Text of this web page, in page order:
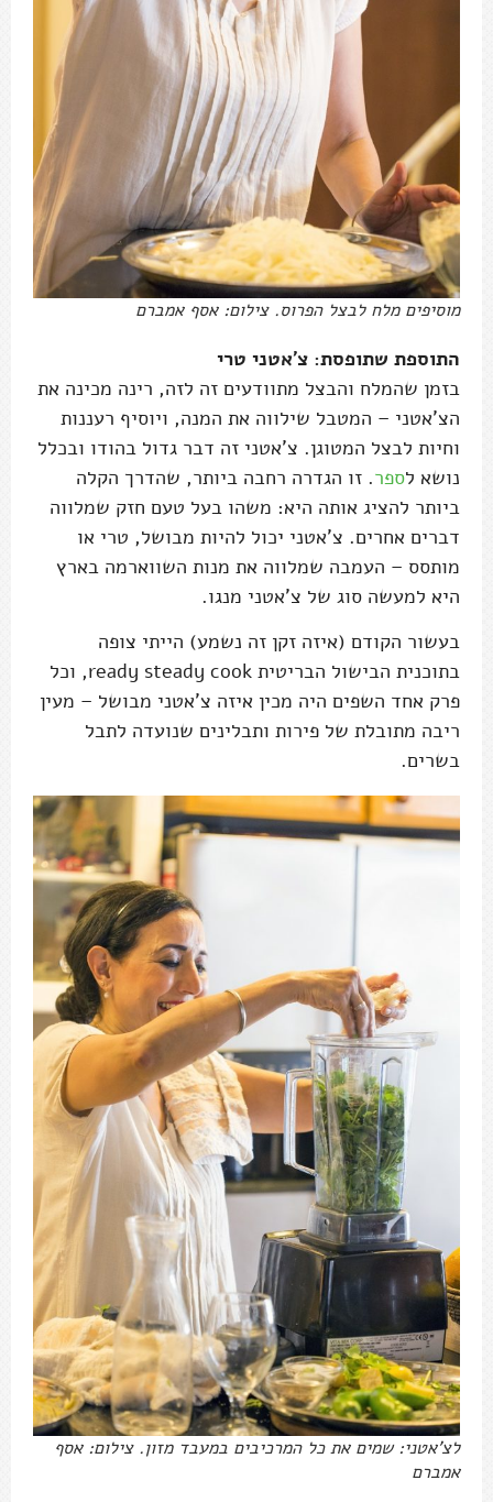
מוסיפים מלח לבצל הפרוס. צילום: אסף אמברם
התוספת שתופסת: צ'אטני טרי
בזמן שהמלח והבצל מתוודעים זה לזה, רינה מכינה את
הצ'אטני – המטבל שילווה את המנה, ויוסיף רעננות
וחיות לבצל המטוגן. צ'אטני זה דבר גדול בהודו ובכלל
נושא לספר. זו הגדרה רחבה ביותר, שהדרך הקלה
ביותר להציג אותה היא: משהו בעל טעם חזק שמלווה
דברים אחרים. צ'אטני יכול להיות מבושל, טרי או
מותסס – העמבה שמלווה את מנות השווארמה בארץ
היא למעשה סוג של צ'אטני מנגו.
בעשור הקודם (איזה זקן זה נשמע) הייתי צופה
בתוכנית הבישול הבריטית ready steady cook, וכל
פרק אחד השפים היה מכין איזה צ'אטני מבושל – מעין
ריבה מתובלת של פירות ותבלינים שנועדה לתבל
בשרים.
לצ'אטני: שמים את כל המרכיבים במעבד מזון. צילום: אסף
אמברם